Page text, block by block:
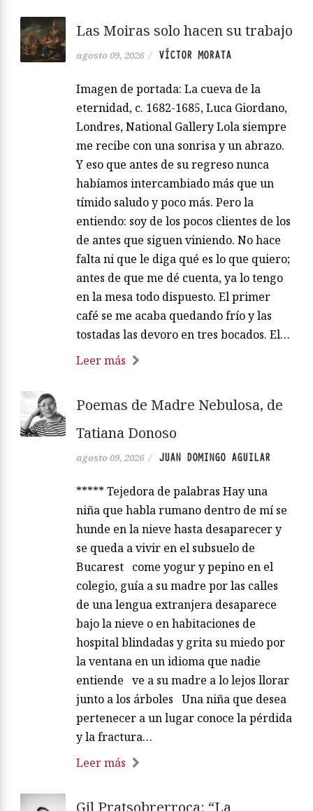
Las Moiras solo hacen su trabajo
agosto 09, 2026 / VÍCTOR MORATA
Imagen de portada: La cueva de la
eternidad, c. 1682-1685, Luca Giordano,
Londres, National Gallery Lola siempre
me recibe con una sonrisa y un abrazo.
Y eso que antes de su regreso nunca
habíamos intercambiado más que un
tímido saludo y poco más. Pero la
entiendo: soy de los pocos clientes de los
de antes que siguen viniendo. No hace
falta ni que le diga qué es lo que quiero;
antes de que me dé cuenta, ya lo tengo
en la mesa todo dispuesto. El primer
café se me acaba quedando frío y las
tostadas las devoro en tres bocados. El…
Leer más
Poemas de Madre Nebulosa, de
Tatiana Donoso
agosto 09, 2026 / JUAN DOMINGO AGUILAR
***** Tejedora de palabras Hay una
niña que habla rumano dentro de mí se
hunde en la nieve hasta desaparecer y
se queda a vivir en el subsuelo de
Bucarest come yogur y pepino en el
colegio, guía a su madre por las calles
de una lengua extranjera desaparece
bajo la nieve o en habitaciones de
hospital blindadas y grita su miedo por
la ventana en un idioma que nadie
entiende ve a su madre a lo lejos llorar
junto a los árboles Una niña que desea
pertenecer a un lugar conoce la pérdida
y la fractura…
Leer más
Gil Pratsobrerroca: “La